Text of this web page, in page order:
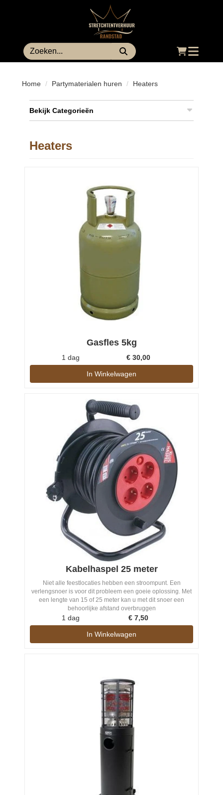
Toggle
Home Partymaterialen huren Heaters
Bekijk Categorieën
Heaters
Gasfles 5kg
1 dag € 30,00
In Winkelwagen
Kabelhaspel 25 meter
Niet alle feestlocaties hebben een stroompunt. Een
verlengsnoer is voor dit probleem een goeie oplossing. Met
een lengte van 15 of 25 meter kan u met dit snoer een
behoorlijke afstand overbruggen
1 dag € 7,50
In Winkelwagen